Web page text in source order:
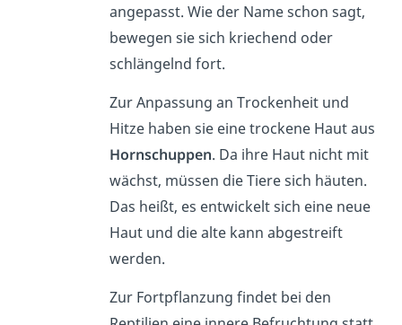
angepasst. Wie der Name schon sagt,
bewegen sie sich kriechend oder
schlängelnd fort.
Zur Anpassung an Trockenheit und
Hitze haben sie eine trockene Haut aus
Hornschuppen. Da ihre Haut nicht mit
wächst, müssen die Tiere sich häuten.
Das heißt, es entwickelt sich eine neue
Haut und die alte kann abgestreift
werden.
Zur Fortpflanzung findet bei den